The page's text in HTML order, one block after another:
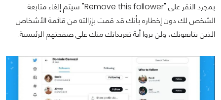
بمجرد النقر على "Remove this follower" سيتم إلغاء متابعة
الشخص لك دون إخطاره بأنك قد قمت بإزالته من قائمة الأشخاص
الذين يتابعونك، ولن يروا أية تغريداتك منك على صفحتهم الرئيسية.